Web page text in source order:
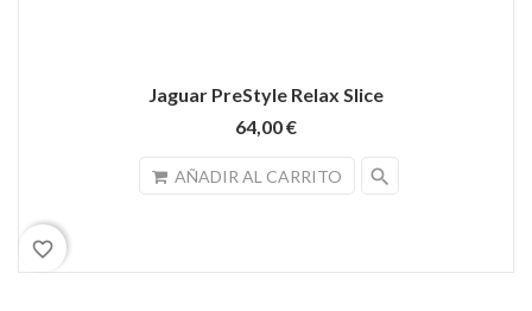
Jaguar PreStyle Relax Slice
64,00 €
AÑADIR AL CARRITO search
favorite_border